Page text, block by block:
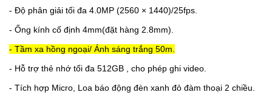
- Độ phân giải tối đa 4.0MP (2560 × 1440)/25fps.
- Ống kính cố định 4mm(đặt hàng 2.8mm).
- Tầm xa hồng ngoại/ Ánh sáng trắng 50m.
- Hỗ trợ thẻ nhớ tối đa 512GB , cho phép ghi video.
- Tích hợp Micro, Loa báo động đèn xanh đỏ đàm thoại 2 chiều.